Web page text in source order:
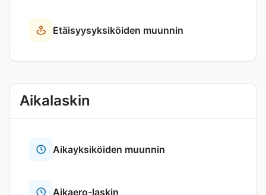
Etäisyysyksiköiden muunnin
Aikalaskin
Aikayksiköiden muunnin
Aikaero-laskin